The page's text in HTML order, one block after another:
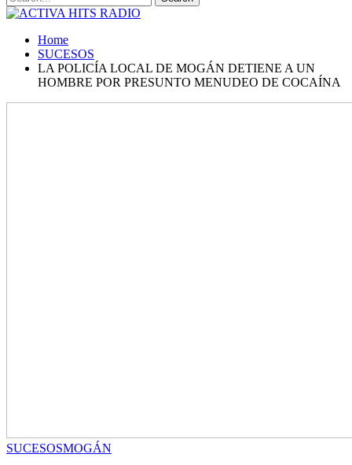
Home
SUCESOS
LA POLICÍA LOCAL DE MOGÁN DETIENE A UN
HOMBRE POR PRESUNTO MENUDEO DE COCAÍNA
SUCESOSMOGÁN